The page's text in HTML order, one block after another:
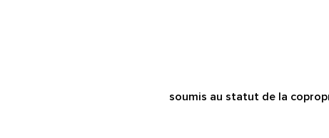
soumis au statut de la